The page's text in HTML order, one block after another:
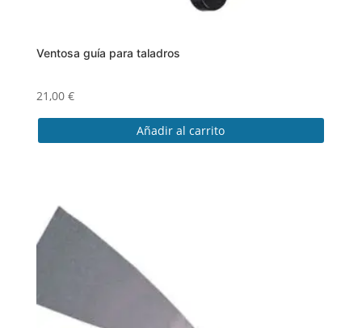
Ventosa guía para taladros
21,00 €
Añadir al carrito